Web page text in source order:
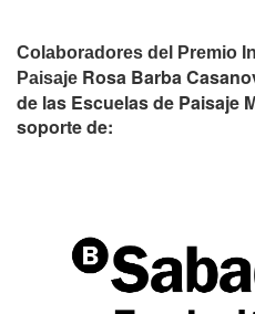
Colaboradores del Premio
Paisaje Rosa Barba
de las Escuelas de Paisaje
soporte de: